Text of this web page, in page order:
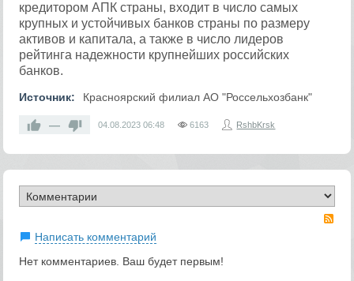
кредитором АПК страны, входит в число самых
крупных и устойчивых банков страны по размеру
активов и капитала, а также в число лидеров
рейтинга надежности крупнейших российских
банков.
Источник: Красноярский филиал АО "Россельхозбанк"
— 04.08.2023 06:48 6163 RshbKrsk
Написать комментарий
Нет комментариев. Ваш будет первым!